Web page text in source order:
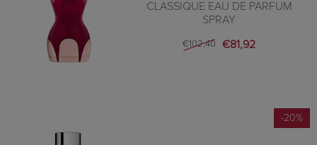
CLASSIQUE EAU DE PARFUM
SPRAY
€102,40 €81,92
-20%